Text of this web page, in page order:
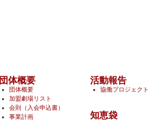
団体概要
団体概要
加盟劇場リスト
会則（入会申込書）
事業計画
活動報告
協働プロジェクト
知恵袋